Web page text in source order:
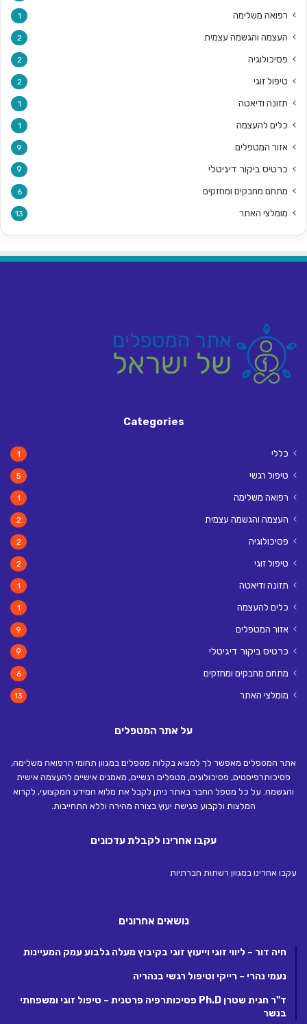
רפואה משלימה 1
העצמה והגשמה עצמית 2
פסיכולוגיה 2
טיפול זוגי 2
תזונה ודיאטה 1
כלים להעצמה 1
אזור המטפלים 9
כרטיס ביקור דיגיטלי 9
מתחם מחבקים ומחזקים 6
מומלצי האתר 13
Categories
כללי 1
טיפול רגשי 5
רפואה משלימה 1
העצמה והגשמה עצמית 2
פסיכולוגיה 2
טיפול זוגי 2
תזונה ודיאטה 1
כלים להעצמה 1
אזור המטפלים 9
כרטיס ביקור דיגיטלי 9
מתחם מחבקים ומחזקים 6
מומלצי האתר 13
על אתר המטפלים
אתר המטפלים מאפשר לך למצוא בקלות מטפלים במגוון תחומי הרפואה משלימה,
פסיכותרפיסטים, פסיכולוגים, מטפלים רגשיים, מאמנים אישיים להעצמה אישית
והגשמה. על כל מטפל החבר באתר ניתן לקבל את מלוא המידע המקצועי, לקרוא
המלצות ולקבוע פגישת יעוץ בצורה מהירה וללא התחייבות.
עקבו אחרינו לקבלת עדכונים
עקבו אחרינו במגוון רשתות חברתיות
נושאים אחרונים
חיה דור – ליווי זוגי וייעוץ זוגי בקיבוץ מעלה גלבוע עמק המעיינות
נעמי נהרי – רייקי וטיפול רגשי בנהריה
ד"ר חגית שטרן Ph.D פסיכותרפיה פרטנית – טיפול זוגי ומשפחתי
בנשר